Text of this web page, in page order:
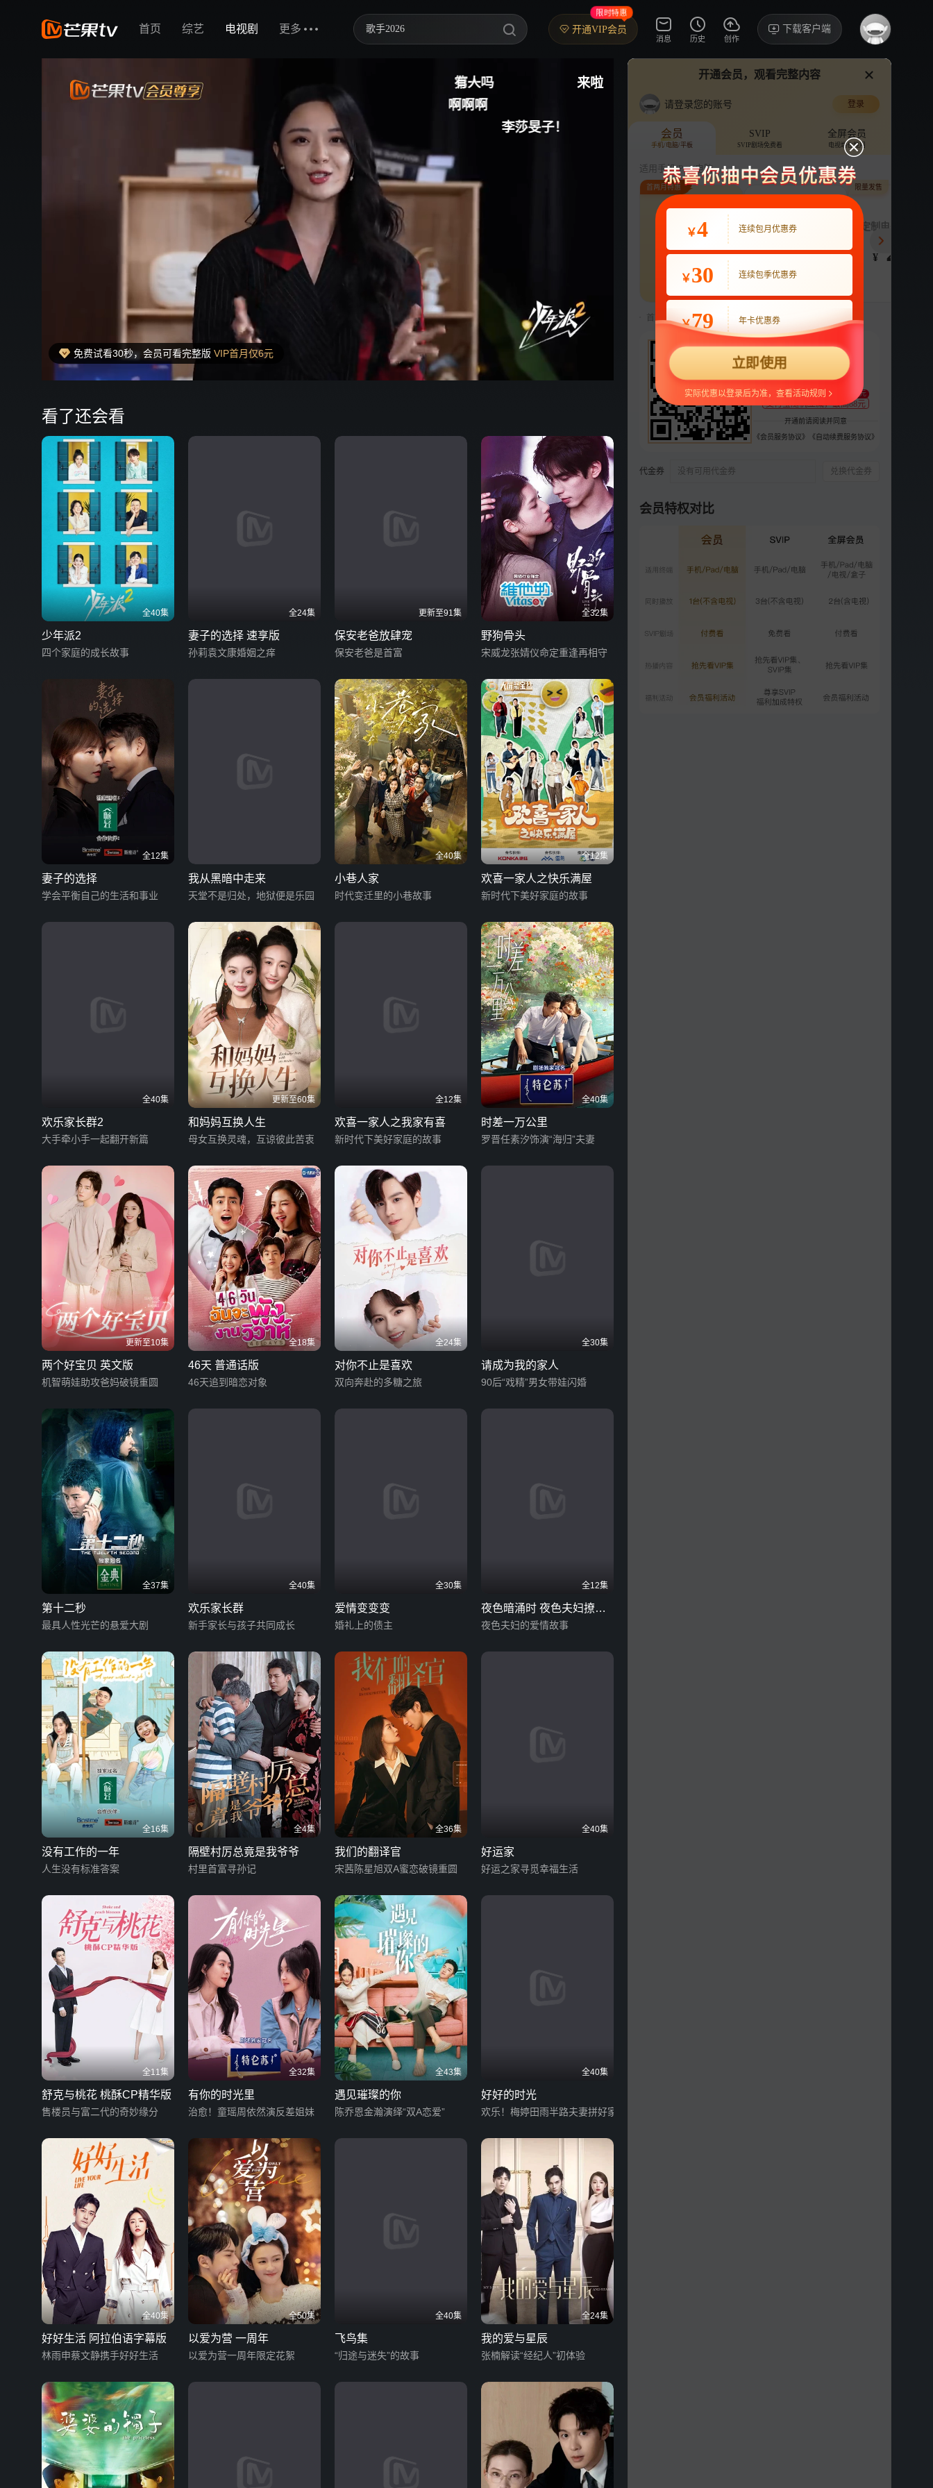
首页 综艺 电视剧 更多
密室大逃脱 第八季
歌手2026
野狗骨头
忙忙碌碌寻宝藏2
我们的宿舍·归心季
爸爸当家 第五季
开通VIP会员
限时特惠
消息 历史 创作
下载客户端
来啦
奋斗的地方
啊啊啊
免费试看30秒，会员可看完整版 VIP首月仅6元
看了还会看
全40集
少年派2
四个家庭的成长故事
全24集
妻子的选择 速享版
孙莉袁文康婚姻之痒
更新至91集
保安老爸放肆宠
保安老爸是首富
全32集
野狗骨头
宋威龙张婧仪命定重逢再相守
全12集
妻子的选择
学会平衡自己的生活和事业
我从黑暗中走来
天堂不是归处，地狱便是乐园
全40集
小巷人家
时代变迁里的小巷故事
全12集
欢喜一家人之快乐满屋
新时代下美好家庭的故事
全40集
欢乐家长群2
大手牵小手一起翻开新篇
更新至60集
和妈妈互换人生
母女互换灵魂，互谅彼此苦衷
全12集
欢喜一家人之我家有喜
新时代下美好家庭的故事
全40集
时差一万公里
罗晋任素汐饰演“海归”夫妻
更新至10集
两个好宝贝 英文版
机智萌娃助攻爸妈破镜重圆
全18集
46天 普通话版
46天追到暗恋对象
全24集
对你不止是喜欢
双向奔赴的多糖之旅
全30集
请成为我的家人
90后“戏精”男女带娃闪婚
全37集
第十二秒
最具人性光芒的悬爱大剧
全40集
欢乐家长群
新手家长与孩子共同成长
全30集
爱情变变变
婚礼上的债主
全12集
夜色暗涌时 夜色夫妇撩欲
版
夜色夫妇的爱情故事
全16集
没有工作的一年
人生没有标准答案
全4集
隔壁村厉总竟是我爷爷
村里首富寻孙记
全36集
我们的翻译官
宋茜陈星旭双A蜜恋破镜重圆
全40集
好运家
好运之家寻觅幸福生活
全11集
舒克与桃花 桃酥CP精华版
售楼员与富二代的奇妙缘分
全32集
有你的时光里
治愈！童瑶周依然演反差姐妹
全43集
遇见璀璨的你
陈乔恩金瀚演绎“双A恋爱”
全40集
好好的时光
欢乐！梅婷田雨半路夫妻拼好家
全40集
好好生活 阿拉伯语字幕版
林雨申蔡文静携手好好生活
全50集
以爱为营 一周年
以爱为营一周年限定花絮
全40集
飞鸟集
“归途与迷失”的故事
全24集
我的爱与星辰
张楠解读“经纪人”初体验
讨论·17
《少年派2》大结局点映礼
电视剧 124.6万次播放
选集
VIP
3
VIP
6
VIP
7 9
荐
开通会员，观看完整内容
请登录您的账号 登录
会员
手机/电脑/平板
SVIP
SVIP剧场免费看
全屏会员
电视端也能用
适用手机/Pad/电脑
连续包月
¥ 22
22
首两月特惠
连续包季
¥ 63
定制电子吧唧年
¥ 248
限量发售
首两月仅18元/月，第三月起自动续费22元/月，可随时取消。
22
支持 扫码支付
支付宝随机立减，最高88元
至少减1元
开通前请阅读并同意
《会员服务协议》 《自动续费服务协议》
代金券 没有可用代金券 兑换代金券
会员特权对比
￥4 连续包月优惠券
￥30 连续包季优惠券
￥79 年卡优惠券
立即使用
实际优惠以登录后为准，查看活动规则